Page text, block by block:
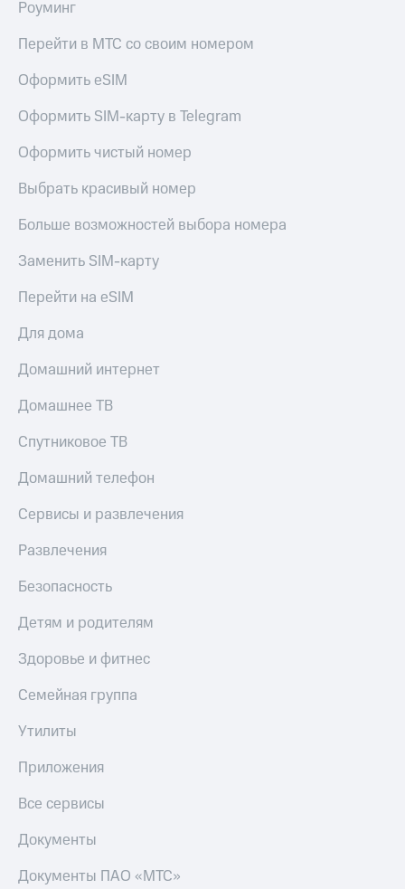
Роуминг
Перейти в МТС со своим номером
Оформить eSIM
Оформить SIM-карту в Telegram
Оформить чистый номер
Выбрать красивый номер
Больше возможностей выбора номера
Заменить SIM-карту
Перейти на eSIM
Для дома
Домашний интернет
Домашнее ТВ
Спутниковое ТВ
Домашний телефон
Сервисы и развлечения
Развлечения
Безопасность
Детям и родителям
Здоровье и фитнес
Семейная группа
Утилиты
Приложения
Все сервисы
Документы
Документы ПАО «МТС»